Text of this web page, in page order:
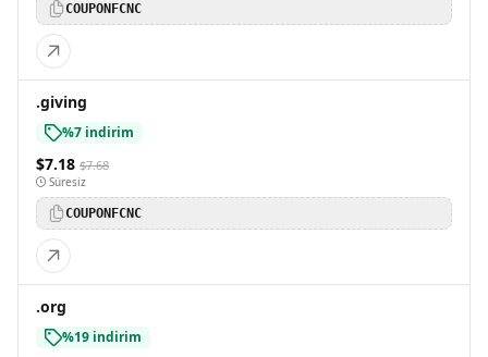
COUPONFCNC
.giving
%7 indirim
$7.18 $7.68
Süresiz
COUPONFCNC
.org
%19 indirim